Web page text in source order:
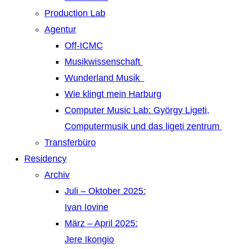
Production Lab
Agentur
Off-ICMC
Musikwissenschaft
Wunderland Musik
Wie klingt mein Harburg
Computer Music Lab: György Ligeti,
Computermusik und das ligeti zentrum
Transferbüro
Residency
Archiv
Juli – Oktober 2025:
Ivan Iovine
März – April 2025:
Jere Ikongio